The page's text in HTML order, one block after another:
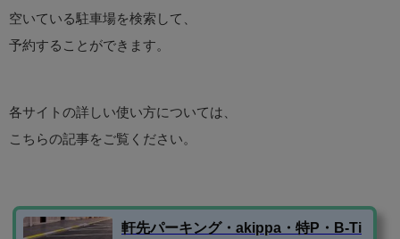
空いている駐車場を検索して、
予約することができます。
各サイトの詳しい使い方については、
こちらの記事をご覧ください。
軒先パーキング・akippa・特P・B-Ti